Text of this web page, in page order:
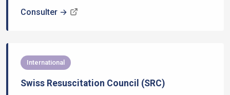
Consulter →
International
Swiss Resuscitation Council (SRC)